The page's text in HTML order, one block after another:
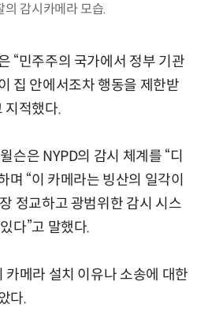
의 감시카메라 모습.
“민주주의 국가에서 정부 기관
집 안에서조차 행동을 제한받
지적했다.
슨은 NYPD의 감시 체계를 “디
며 “이 카메라는 빙산의 일각이
정교하고 광범위한 감시 시스
다”고 말했다.
카메라 설치 이유나 소송에 대한
다.